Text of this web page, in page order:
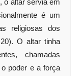
o altar servia em
é um
religiosas dos
O altar tinha
chamadas
poder e a força